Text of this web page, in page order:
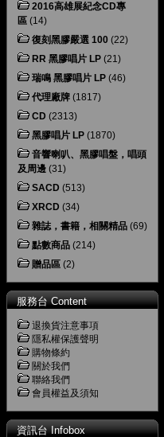
2016高雄展紀念CD專
區 (14)
復刻黑膠嚴選 100 (22)
RR 黑膠唱片 LP (21)
瑞鳴 黑膠唱片 LP (46)
代理廠牌 (1817)
CD (2313)
黑膠唱片 LP (1870)
音響喇叭、黑膠唱盤，唱頭
及周邊 (31)
SACD (513)
XRCD (34)
雜誌，書籍，相關精品 (69)
點數商品 (214)
贈品區 (2)
服務台 Content
退換貨注意事項
隱私權保護聲明
購物條約
關於我們
聯絡我們
會員權益及須知
資訊台 Infobox